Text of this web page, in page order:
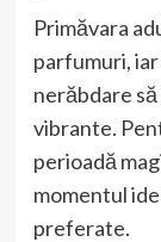
Primăvara
parfumuri,
nerăbdare
vibrante.
perioadă
momentul
preferate.